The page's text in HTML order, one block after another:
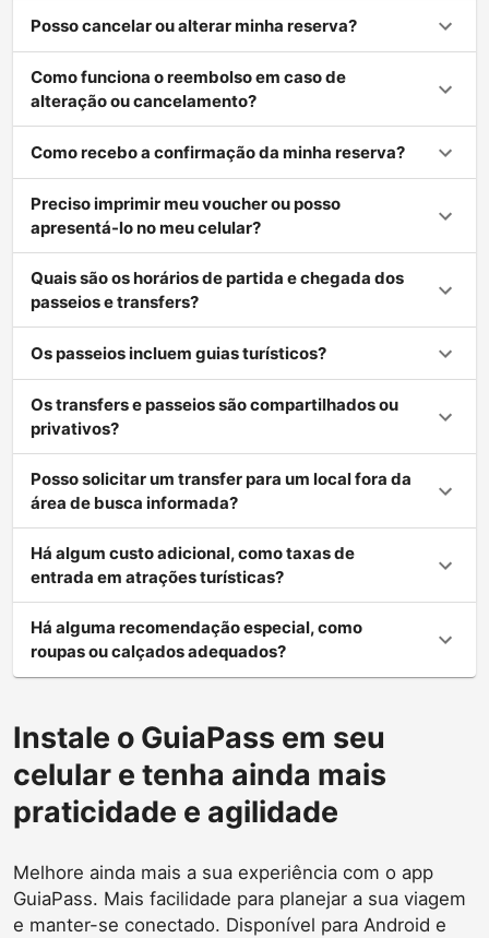
Posso cancelar ou alterar minha reserva?
Como funciona o reembolso em caso de
alteração ou cancelamento?
Como recebo a confirmação da minha reserva?
Preciso imprimir meu voucher ou posso
apresentá-lo no meu celular?
Quais são os horários de partida e chegada dos
passeios e transfers?
Os passeios incluem guias turísticos?
Os transfers e passeios são compartilhados ou
privativos?
Posso solicitar um transfer para um local fora da
área de busca informada?
Há algum custo adicional, como taxas de
entrada em atrações turísticas?
Há alguma recomendação especial, como
roupas ou calçados adequados?
Instale o GuiaPass em seu
celular e tenha ainda mais
praticidade e agilidade
Melhore ainda mais a sua experiência com o app
GuiaPass. Mais facilidade para planejar a sua viagem
e manter-se conectado. Disponível para Android e